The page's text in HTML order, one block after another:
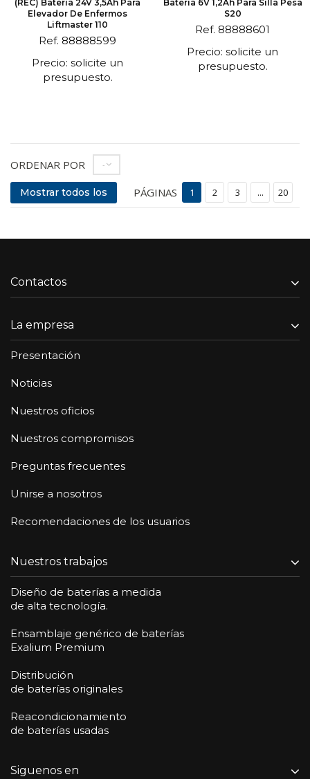
(REC) Bateria 24V 3,5Ah Para
Elevador De Enfermos
Liftmaster 110
Ref. 88888599
Precio: solicite un
presupuesto.
Bateria 6V 1,2Ah Para Silla Pesa
S20
Ref. 88888601
Precio: solicite un
presupuesto.
ORDENAR POR --
Mostrar todos los PÁGINAS 1 2 3 ... 20
Contactos
La empresa
Presentación
Noticias
Nuestros oficios
Nuestros compromisos
Preguntas frecuentes
Unirse a nosotros
Recomendaciones de los usuarios
Nuestros trabajos
Diseño de baterías a medida
de alta tecnología.
Ensamblaje genérico de baterías
Exalium Premium
Distribución
de baterías originales
Reacondicionamiento
de baterías usadas
Siguenos en